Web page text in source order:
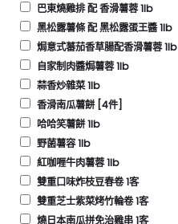
巴東燒雞排 配 香滑薯蓉 1lb
黑松露薯條 配 黑松露蛋王醬 1lb
焗意式蕃茄香草腸配香滑薯蓉 1lb
自家制肉醬焗薯蓉 1lb
蒜香炒雜菜 1lb
香滑南瓜薯餅 [4件]
哈哈笑薯餅 1lb
野菌薯容 1lb
紅咖喱牛肉薯蓉 1lb
雙重口味炸枝豆春卷 1客
雙重芝士紫菜烤竹輪卷 1客
燒日本南瓜拼免治雞串 1客